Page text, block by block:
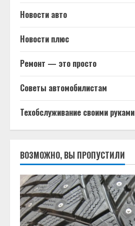
Новости авто
Новости плюс
Ремонт — это просто
Советы автомобилистам
Техобслуживание своими руками
ВОЗМОЖНО, ВЫ ПРОПУСТИЛИ